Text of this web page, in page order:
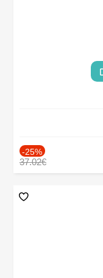
-25%
37.02€